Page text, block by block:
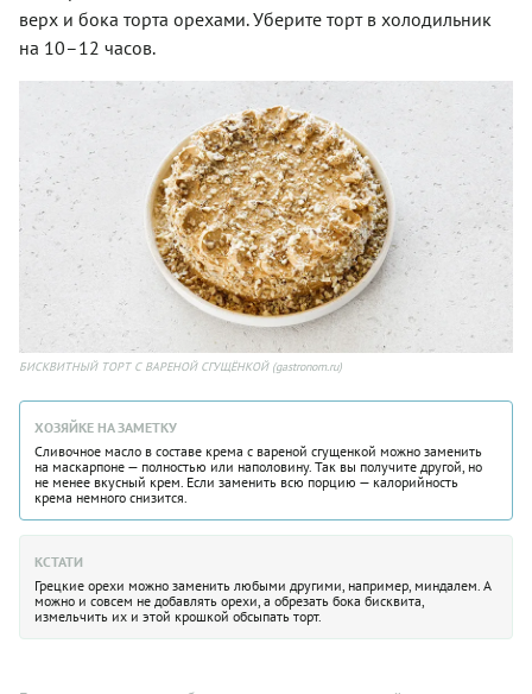
верх и бока торта орехами. Уберите торт в холодильник
на 10–12 часов.
БИСКВИТНЫЙ ТОРТ С ВАРЕНОЙ СГУЩЁНКОЙ (gastronom.ru)
ХОЗЯЙКЕ НА ЗАМЕТКУ
Сливочное масло в составе крема с вареной сгущенкой можно заменить
на маскарпоне — полностью или наполовину. Так вы получите другой, но
не менее вкусный крем. Если заменить всю порцию — калорийность
крема немного снизится.
КСТАТИ
Грецкие орехи можно заменить любыми другими, например, миндалем. А
можно и совсем не добавлять орехи, а обрезать бока бисквита,
измельчить их и этой крошкой обсыпать торт.